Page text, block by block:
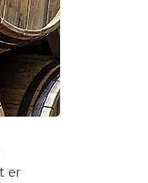
stacked
er